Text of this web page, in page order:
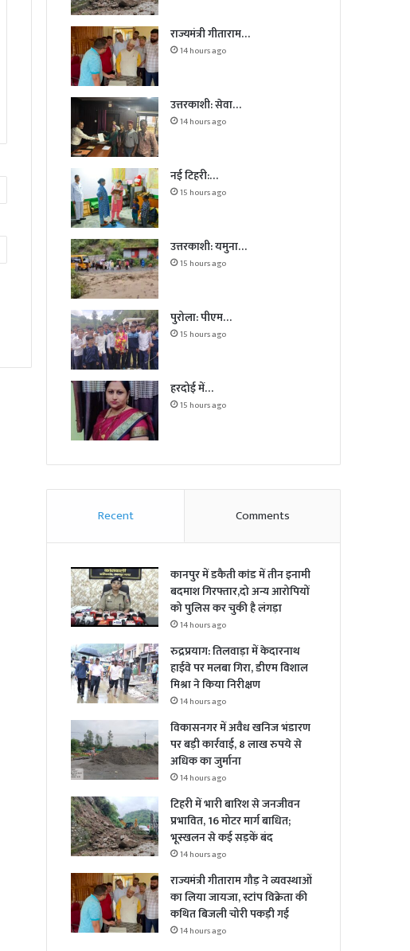
राज्यमंत्री गीताराम…
14 hours ago
उत्तरकाशी: सेवा…
14 hours ago
नई टिहरी:…
15 hours ago
उत्तरकाशी: यमुना…
15 hours ago
पुरोला: पीएम…
15 hours ago
हरदोई में…
15 hours ago
Recent Comments
कानपुर में डकैती कांड में तीन इनामी
बदमाश गिरफ्तार,दो अन्य आरोपियों
को पुलिस कर चुकी है लंगड़ा
14 hours ago
रुद्रप्रयाग: तिलवाड़ा में केदारनाथ
हाईवे पर मलबा गिरा, डीएम विशाल
मिश्रा ने किया निरीक्षण
14 hours ago
विकासनगर में अवैध खनिज भंडारण
पर बड़ी कार्रवाई, 8 लाख रुपये से
अधिक का जुर्माना
14 hours ago
टिहरी में भारी बारिश से जनजीवन
प्रभावित, 16 मोटर मार्ग बाधित;
भूस्खलन से कई सड़कें बंद
14 hours ago
राज्यमंत्री गीताराम गौड़ ने व्यवस्थाओं
का लिया जायजा, स्टांप विक्रेता की
कथित बिजली चोरी पकड़ी गई
14 hours ago